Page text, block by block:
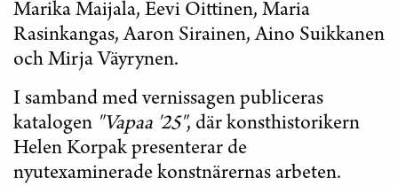
Marika Maijala, Eevi Oittinen, Maria
Rasinkangas, Aaron Sirainen, Aino Suikkanen
och Mirja Väyrynen.
I samband med vernissagen publiceras
katalogen "Vapaa '25", där konsthistorikern
Helen Korpak presenterar de
nyutexaminerade konstnärernas arbeten.